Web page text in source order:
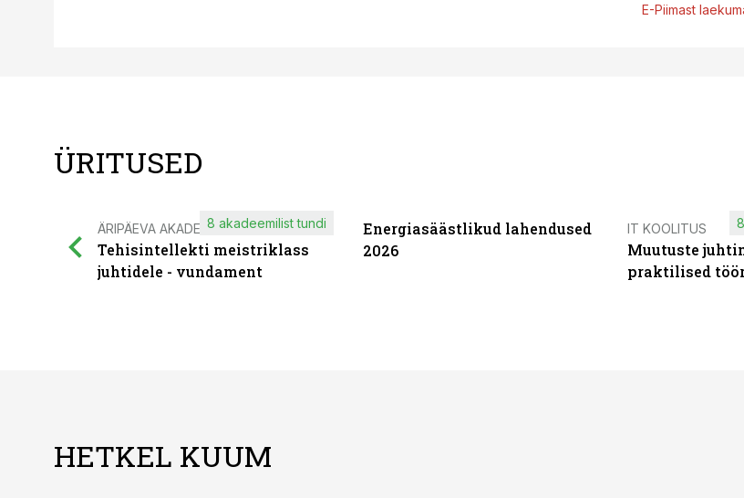
E-Piimast
ÜRITUSED
ÄRIPÄEVA AKADEEMIA
Tehisintellekti meistriklass
juhtidele - vundament
8 akadeemilist tundi
Energiasäästlikud lahendused
2026
IT KOOLITUS
Muutuste
praktilised
HETKEL KUUM